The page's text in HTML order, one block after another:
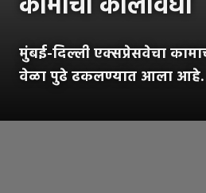
मुंबई-दिल्ली एक्सप्रेसवेचा
वेळा पुढे ढकलण्यात आला आहे.